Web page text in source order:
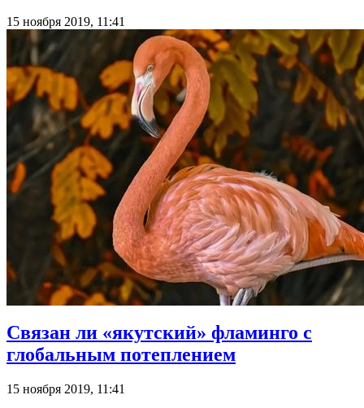
15 ноября 2019, 11:41
Связан ли «якутский» фламинго с
глобальным потеплением
15 ноября 2019, 11:41